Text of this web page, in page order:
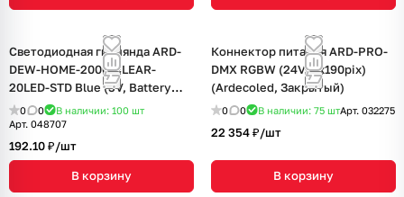
Светодиодная гирлянда ARD-
DEW-HOME-2000-CLEAR-
20LED-STD Blue (3V, Battery
Pack) (Ardecoled, IP20)
0 0 В наличии: 100 шт
Арт. 048707
192.10 ₽/шт
В корзину
Коннектор питания ARD-PRO-
DMX RGBW (24V, 5x190pix)
(Ardecoled, Закрытый)
0 0 В наличии: 75 штАрт. 032275
22 354 ₽/шт
В корзину